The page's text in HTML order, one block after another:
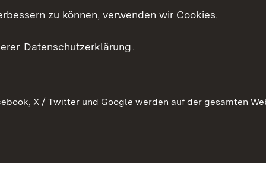
zu können, verwenden wir Cookies.
Datenschutzerklärung.
X / Twitter und Google werden auf der gesamten